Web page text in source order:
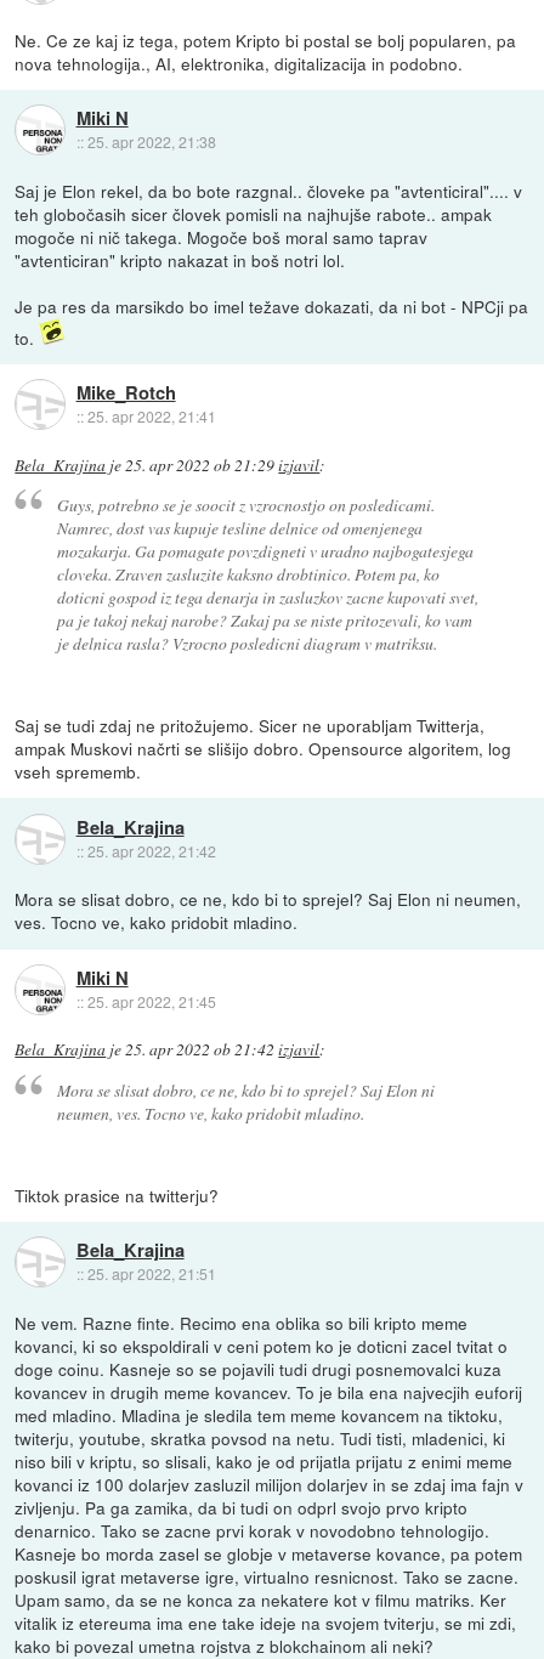
Ne. Ce ze kaj iz tega, potem Kripto bi postal se bolj popularen, pa
nova tehnologija., AI, elektronika, digitalizacija in podobno.
Miki N
::25. apr 2022, 21:38
Saj je Elon rekel, da bo bote razgnal.. človeke pa "avtenticiral".... v
teh globočasih sicer človek pomisli na najhujše rabote.. ampak
mogoče ni nič takega. Mogoče boš moral samo taprav
"avtenticiran" kripto nakazat in boš notri lol.
Je pa res da marsikdo bo imel težave dokazati, da ni bot - NPCji pa
to.
Mike_Rotch
::25. apr 2022, 21:41
Bela_Krajina je25. apr 2022 ob 21:29izjavil:
Guys, potrebno se je soocit z vzrocnostjo on posledicami.
Namrec, dost vas kupuje tesline delnice od omenjenega
mozakarja. Ga pomagate povzdigneti v uradno najbogatesjega
cloveka. Zraven zasluzite kaksno drobtinico. Potem pa, ko
doticni gospod iz tega denarja in zasluzkov zacne kupovati svet,
pa je takoj nekaj narobe? Zakaj pa se niste pritozevali, ko vam
je delnica rasla? Vzrocno posledicni diagram v matriksu.
Saj se tudi zdaj ne pritožujemo. Sicer ne uporabljam Twitterja,
ampak Muskovi načrti se slišijo dobro. Opensource algoritem, log
vseh sprememb.
Bela_Krajina
::25. apr 2022, 21:42
Mora se slisat dobro, ce ne, kdo bi to sprejel? Saj Elon ni neumen,
ves. Tocno ve, kako pridobit mladino.
Miki N
::25. apr 2022, 21:45
Bela_Krajina je25. apr 2022 ob 21:42 izjavil:
Mora se slisat dobro, ce ne, kdo bi to sprejel? Saj Elon ni
neumen, ves. Tocno ve, kako pridobit mladino.
Tiktok prasice na twitterju?
Bela_Krajina
::25. apr 2022, 21:51
Ne vem. Razne finte. Recimo ena oblika so bili kripto meme
kovanci, ki so ekspoldirali v ceni potem ko je doticni zacel tvitat o
doge coinu. Kasneje so se pojavili tudi drugi posnemovalci kuza
kovancev in drugih meme kovancev. To je bila ena najvecjih euforij
med mladino. Mladina je sledila tem meme kovancem na tiktoku,
twiterju, youtube, skratka povsod na netu. Tudi tisti, mladenici, ki
niso bili v kriptu, so slisali, kako je od prijatla prijatu z enimi meme
kovanci iz 100 dolarjev zasluzil milijon dolarjev in se zdaj ima fajn v
zivljenju. Pa ga zamika, da bi tudi on odprl svojo prvo kripto
denarnico. Tako se zacne prvi korak v novodobno tehnologijo.
Kasneje bo morda zasel se globje v metaverse kovance, pa potem
poskusil igrat metaverse igre, virtualno resnicnost. Tako se zacne.
Upam samo, da se ne konca za nekatere kot v filmu matriks. Ker
vitalik iz etereuma ima ene take ideje na svojem tviterju, se mi zdi,
kako bi povezal umetna rojstva z blokchainom ali neki?